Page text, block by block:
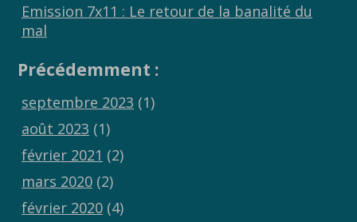
Emission 7x11 : Le retour de la banalité du
mal
Précédemment :
septembre 2023 (1)
août 2023 (1)
février 2021 (2)
mars 2020(2)
février 2020(4)